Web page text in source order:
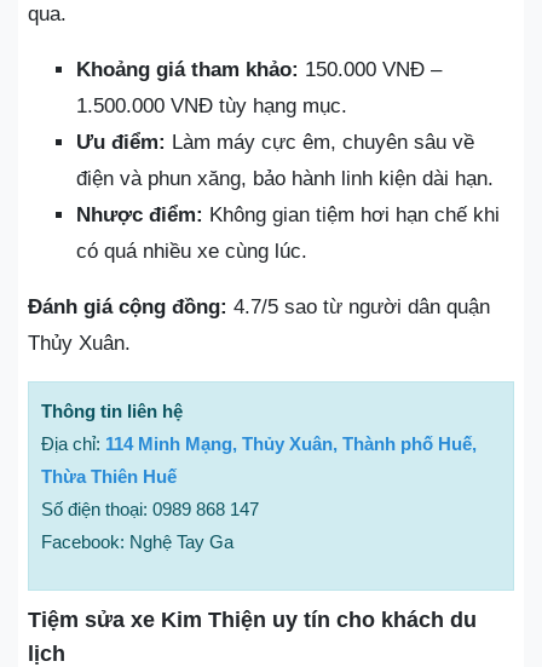
qua.
Khoảng giá tham khảo: 150.000 VNĐ –
1.500.000 VNĐ tùy hạng mục.
Ưu điểm: Làm máy cực êm, chuyên sâu về
điện và phun xăng, bảo hành linh kiện dài hạn.
Nhược điểm: Không gian tiệm hơi hạn chế khi
có quá nhiều xe cùng lúc.
Đánh giá cộng đồng: 4.7/5 sao từ người dân quận
Thủy Xuân.
Thông tin liên hệ
Địa chỉ: 114 Minh Mạng, Thủy Xuân, Thành phố Huế,
Thừa Thiên Huế
Số điện thoại: 0989 868 147
Facebook: Nghệ Tay Ga
Tiệm sửa xe Kim Thiện uy tín cho khách du
lịch